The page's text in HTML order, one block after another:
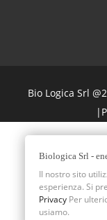
Bio Logica Srl
Biologica Srl -
Il nostro sito
esperienza. Si
Privacy Per
usiamo.